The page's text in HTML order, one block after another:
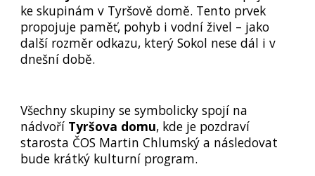
ke skupinám v Tyršově domě. Tento prvek
propojuje paměť, pohyb i vodní živel – jako
další rozměr odkazu, který Sokol nese dál i v
dnešní době.
Všechny skupiny se symbolicky spojí na
nádvoří Tyršova domu, kde je pozdraví
starosta ČOS Martin Chlumský a následovat
bude krátký kulturní program.